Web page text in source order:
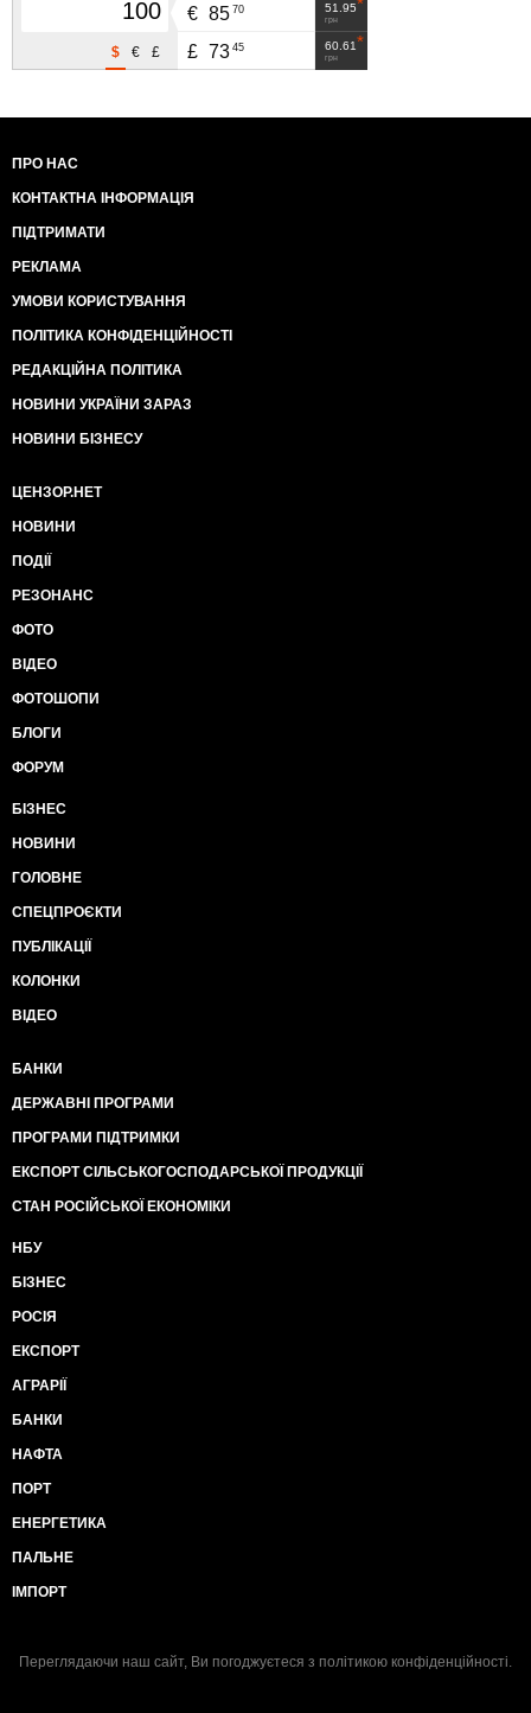
£
€
$
51.95
грн
€ 85 70
60.61
грн
£ 73 45
ПРО НАС
КОНТАКТНА ІНФОРМАЦІЯ
ПІДТРИМАТИ
РЕКЛАМА
УМОВИ КОРИСТУВАННЯ
ПОЛІТИКА КОНФІДЕНЦІЙНОСТІ
РЕДАКЦІЙНА ПОЛІТИКА
НОВИНИ УКРАЇНИ ЗАРАЗ
НОВИНИ БІЗНЕСУ
ЦЕНЗОР.НЕТ
НОВИНИ
ПОДІЇ
РЕЗОНАНС
ФОТО
ВІДЕО
ФОТОШОПИ
БЛОГИ
ФОРУМ
БІЗНЕС
НОВИНИ
ГОЛОВНЕ
СПЕЦПРОЄКТИ
ПУБЛІКАЦІЇ
КОЛОНКИ
ВІДЕО
БАНКИ
ДЕРЖАВНІ ПРОГРАМИ
ПРОГРАМИ ПІДТРИМКИ
ЕКСПОРТ СІЛЬСЬКОГОСПОДАРСЬКОЇ ПРОДУКЦІЇ
СТАН РОСІЙСЬКОЇ ЕКОНОМІКИ
НБУ
БІЗНЕС
РОСІЯ
ЕКСПОРТ
АГРАРІЇ
БАНКИ
НАФТА
ПОРТ
ЕНЕРГЕТИКА
ПАЛЬНЕ
ІМПОРТ
Переглядаючи наш сайт, Ви погоджуєтеся з політикою конфіденційності.